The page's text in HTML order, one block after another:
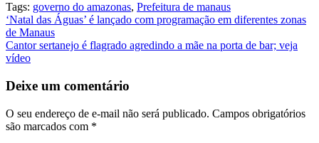
Tags: governo do amazonas, Prefeitura de manaus
Navegação
de
Post
‘Natal das Águas’ é lançado com programação em diferentes zonas
de Manaus
Cantor sertanejo é flagrado agredindo a mãe na porta de bar; veja
vídeo
Deixe um comentário
O seu endereço de e-mail não será publicado. Campos obrigatórios
são marcados com *